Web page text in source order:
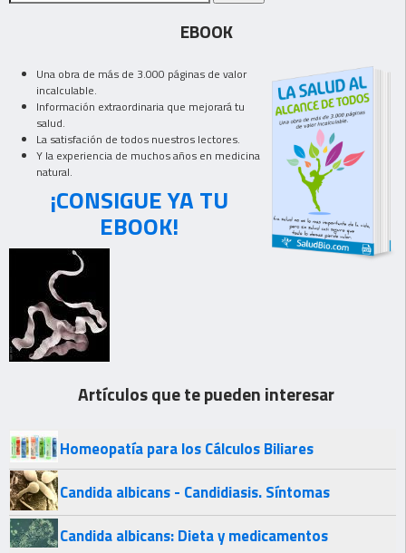
EBOOK
Una obra de más de 3.000 páginas de valor
incalculable.
Información extraordinaria que mejorará tu
salud.
La satisfación de todos nuestros lectores.
Y la experiencia de muchos años en medicina
natural.
¡CONSIGUE YA TU
EBOOK!
Artículos que te pueden interesar
Homeopatía para los Cálculos Biliares
Candida albicans - Candidiasis. Síntomas
Candida albicans: Dieta y medicamentos